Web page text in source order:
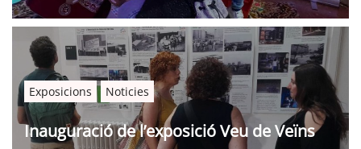
Exposicions Noticies
Inauguració de l’exposició Veu de Veïns